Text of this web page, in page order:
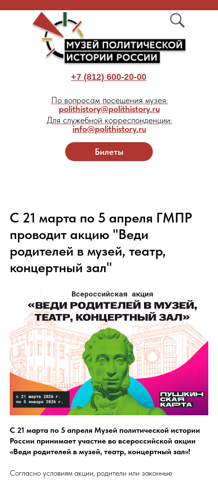
Билеты
+7 (812) 600-20-00
По вопросам посещения музея:
polithistory@polithistory.ru
Для служебной корреспонденции:
info@polithistory.ru
С 21 марта по 5 апреля ГМПР
проводит акцию "Веди
родителей в музей, театр,
концертный зал"
С 21 марта по 5 апреля Музей политической истории
России принимает участие во всероссийской акции
«Веди родителей в музей, театр, концертный зал»!
Согласно условиям акции, родители или законные